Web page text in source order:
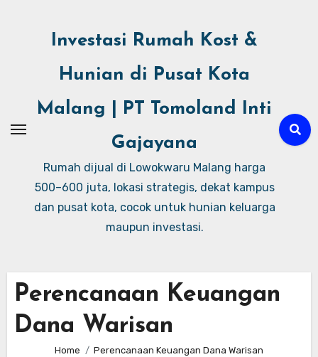
Investasi Rumah Kost &
Hunian di Pusat Kota
Malang | PT Tomoland Inti
Gajayana
Rumah dijual di Lowokwaru Malang harga
500–600 juta, lokasi strategis, dekat kampus
dan pusat kota, cocok untuk hunian keluarga
maupun investasi.
Perencanaan Keuangan
Dana Warisan
Home Perencanaan Keuangan Dana Warisan